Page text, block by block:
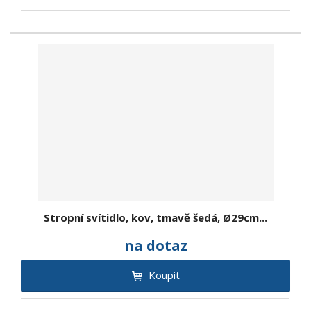
Stropní svítidlo, kov, tmavě šedá, Ø29cm...
na dotaz
Koupit